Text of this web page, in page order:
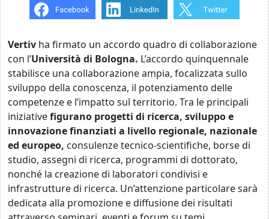
Vertiv ha firmato un accordo quadro di collaborazione
con l’Università di Bologna. L’accordo quinquennale
stabilisce una collaborazione ampia, focalizzata sullo
sviluppo della conoscenza, il potenziamento delle
competenze e l’impatto sul territorio. Tra le principali
iniziativefigurano progetti di ricerca, sviluppo e
innovazione finanziati a livello regionale, nazionale
ed europeo, consulenze tecnico-scientifiche, borse di
studio, assegni di ricerca, programmi di dottorato,
nonché la creazione di laboratori condivisi e
infrastrutture di ricerca. Un’attenzione particolare sarà
dedicata alla promozione e diffusione dei risultati